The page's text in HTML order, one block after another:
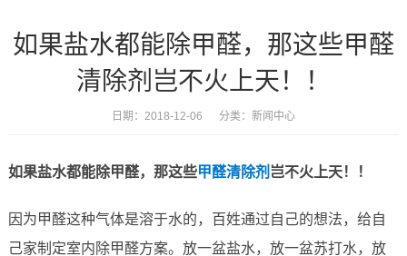
如果盐水都能除甲醛，那这些甲醛
清除剂岂不火上天！！
日期：2018-12-06 分类： 新闻中心
如果盐水都能除甲醛，那这些甲醛清除剂 岂不火上天！ ！
因为甲醛这种气体是溶于水的，百姓通过自己的想法，给自
己家制定室内除甲醛方案。放一盆盐水，放一盆苏打水，放